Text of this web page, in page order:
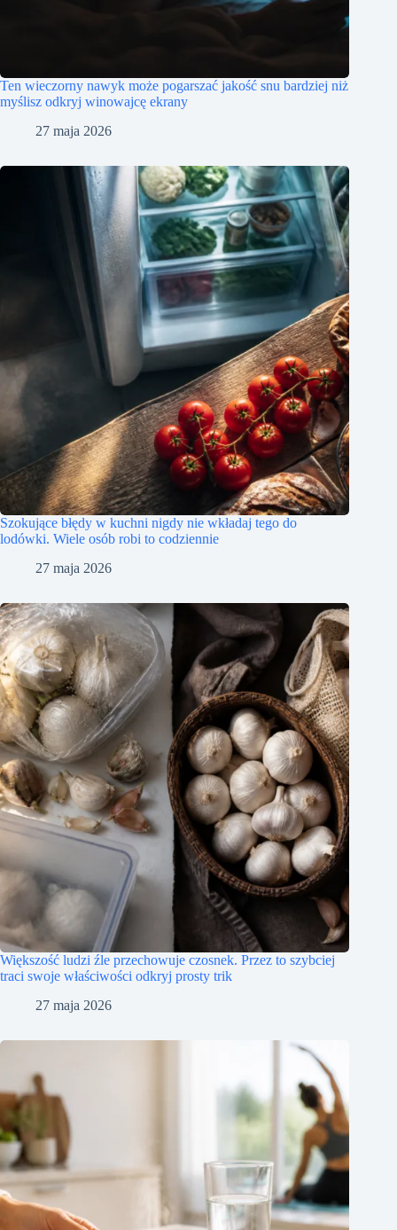
Ten wieczorny nawyk może pogarszać jakość snu bardziej niż
myślisz odkryj winowajcę ekrany
27 maja 2026
Szokujące błędy w kuchni nigdy nie wkładaj tego do
lodówki. Wiele osób robi to codziennie
27 maja 2026
Większość ludzi źle przechowuje czosnek. Przez to szybciej
traci swoje właściwości odkryj prosty trik
27 maja 2026